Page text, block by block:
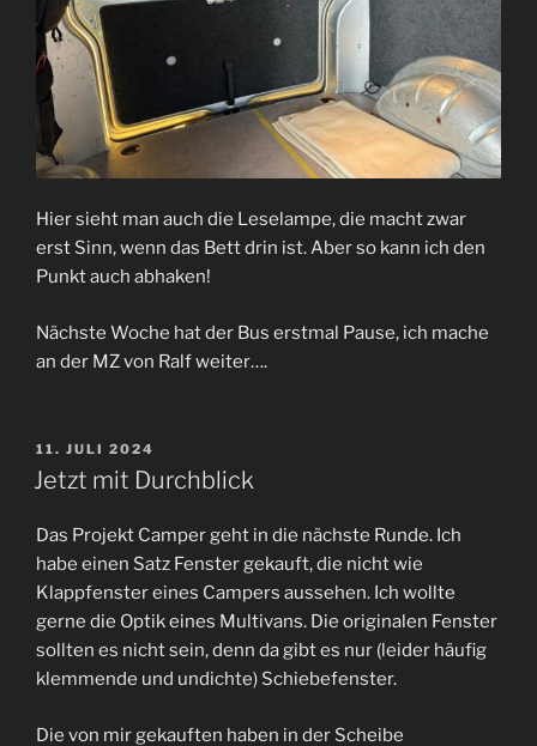
Hier sieht man auch die Leselampe, die macht zwar
erst Sinn, wenn das Bett drin ist. Aber so kann ich den
Punkt auch abhaken!
Nächste Woche hat der Bus erstmal Pause, ich mache
an der MZ von Ralf weiter….
VERÖFFENTLICHT
AM
11. JULI 2024
Jetzt mit Durchblick
Das Projekt Camper geht in die nächste Runde. Ich
habe einen Satz Fenster gekauft, die nicht wie
Klappfenster eines Campers aussehen. Ich wollte
gerne die Optik eines Multivans. Die originalen Fenster
sollten es nicht sein, denn da gibt es nur (leider häufig
klemmende und undichte) Schiebefenster.
Die von mir gekauften haben in der Scheibe